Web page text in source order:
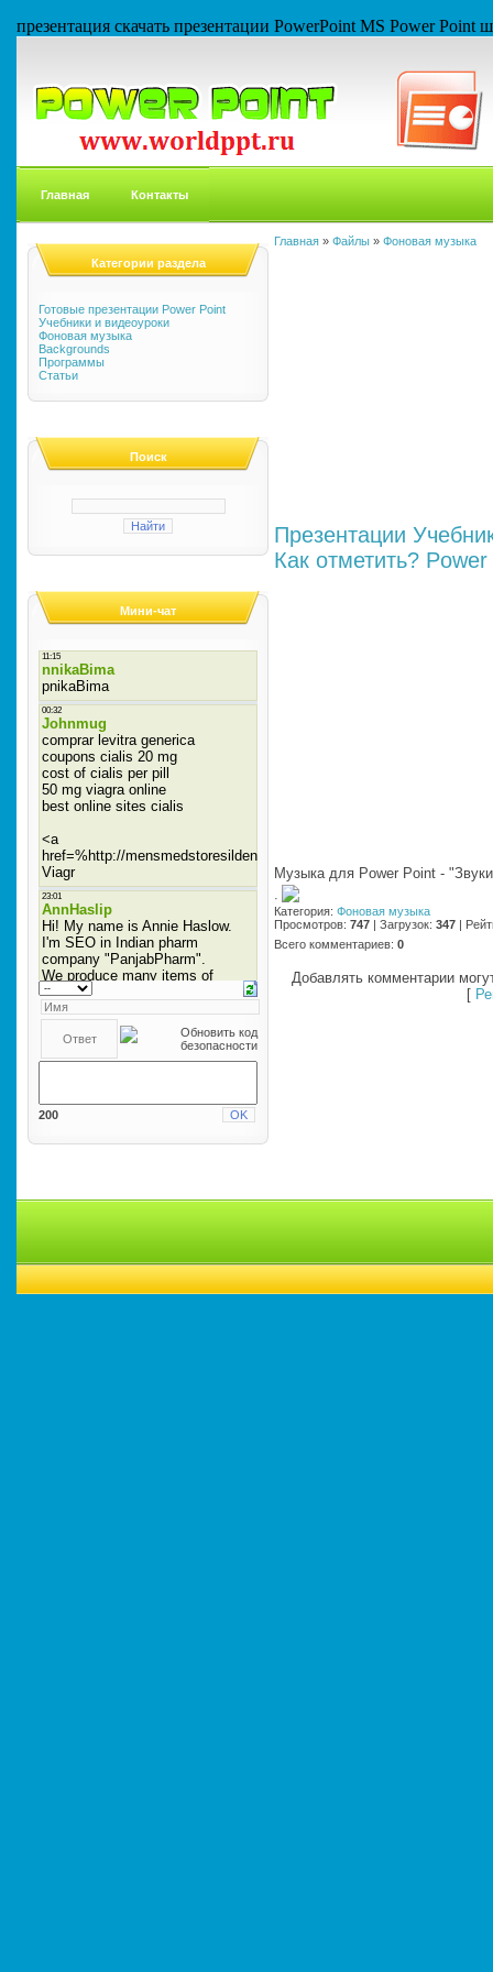
презентация скачать презентации PowerPoint MS Power
Главная Контакты
Категории раздела
Готовые презентации Power Point
Учебники и видеоуроки
Фоновая музыка
Backgrounds
Программы
Статьи
Поиск
Мини-чат
200
Главная » Файлы » Фоновая музыка
Презентации
Как отметить?
Музыка для Power Point -
·
Категория: Фоновая музыка
Просмотров: 747 | Загрузок: 347 |
Всего комментариев: 0
Добавлять комментарии
[